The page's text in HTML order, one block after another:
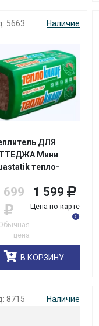
5663 Наличие
ДЛЯ
Мини
тепло-
TS037
48шт
699
цена
1 599
Цена по карте
В КОРЗИНУ
8715 Наличие